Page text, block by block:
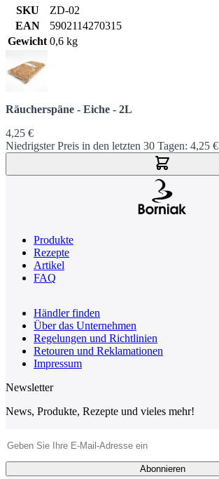
SKU
ZD-02
EAN
5902114270315
Gewicht 0,6 kg
Räucherspäne - Eiche - 2L
4,25 €
Niedrigster Preis in den letzten 30 Tagen: 4,25 €
Produkte
Rezepte
Artikel
FAQ
Händler finden
Über das Unternehmen
Regelungen und Richtlinien
Retouren und Reklamationen
Impressum
Newsletter
News, Produkte, Rezepte und vieles mehr!
Abonnieren